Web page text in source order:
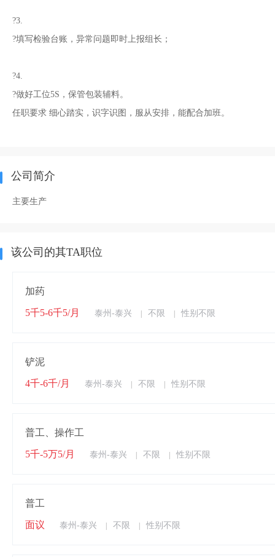
?3.
?填写检验台账，异常问题即时上报组长；
?4.
?做好工位5S，保管包装辅料。
任职要求 细心踏实，识字识图，服从安排，能配合加班。
公司简介
主要生产
该公司的其TA职位
加药
5千5-6千5/月 泰州-泰兴 不限 性别不限
铲泥
4千-6千/月 泰州-泰兴 不限 性别不限
普工、操作工
5千-5万5/月 泰州-泰兴 不限 性别不限
普工
面议 泰州-泰兴 不限 性别不限